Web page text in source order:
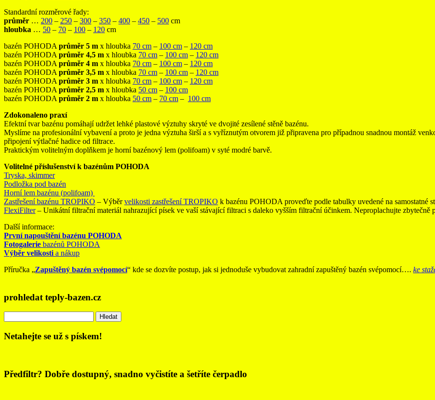
Standardní rozměrové řady:
průměr … 200 – 250 – 300 – 350 – 400 – 450 – 500 cm
hloubka … 50 – 70 – 100 – 120 cm
bazén POHODA průměr 5 m x hloubka 70 cm – 100 cm – 120 cm
bazén POHODA průměr 4,5 m x hloubka 70 cm – 100 cm – 120 cm
bazén POHODA průměr 4 m x hloubka 70 cm – 100 cm – 120 cm
bazén POHODA průměr 3,5 m x hloubka 70 cm – 100 cm – 120 cm
bazén POHODA průměr 3 m x hloubka 70 cm – 100 cm – 120 cm
bazén POHODA průměr 2,5 m x hloubka 50 cm – 100 cm
bazén POHODA průměr 2 m x hloubka 50 cm – 70 cm – 100 cm
Zdokonaleno praxí
Efektní tvar bazénu pomáhají udržet lehké plastové výztuhy skryté ve dvojité zesílené stěně bazénu.
Myslíme na profesionální vybavení a proto je jedna výztuha širší a s vyříznutým otvorem již připravena pro případnou snadnou montáž
připojení výtlačné hadice od filtrace.
Praktickým volitelným doplňkem je horní bazénový lem (polifoam) v syté modré barvě.
Volitelné příslušenství k bazénům POHODA
Tryska, skimmer
Podložka pod bazén
Horní lem bazénu (polifoam)
Zastřešení bazénu TROPIKO – Výběrvelikosti zastřešení TROPIKO k bazénu POHODA proveďte podle tabulky uvedené na samostatné
FlexiFilter– Unikátní filtrační materiál nahrazující písek ve vaší stávající filtraci s daleko vyšším filtrační účinkem. Neproplachujte zbytečně
Další informace:
První napouštění bazénu POHODA
Fotogalerie bazénů POHODA
Výběr velikosti a nákup
Příručka „Zapuštěný bazén svépomocí“ kde se dozvíte postup, jak si jednoduše vybudovat zahradní zapuštěný bazén svépomocí…. ke
prohledat teply-bazen.cz
Netahejte se už s pískem!
Předfiltr? Dobře dostupný, snadno vyčistíte a šetříte čerpadlo